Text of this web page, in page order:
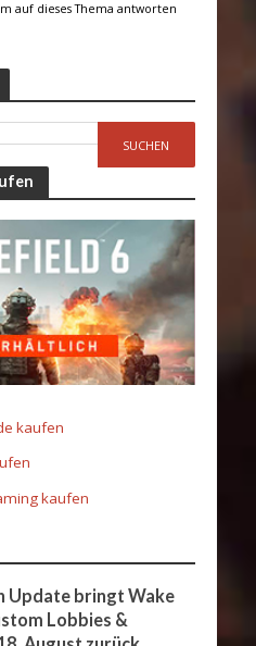
auf dieses Thema antworten
kaufen
kaufen
Update bringt Wake
Lobbies &